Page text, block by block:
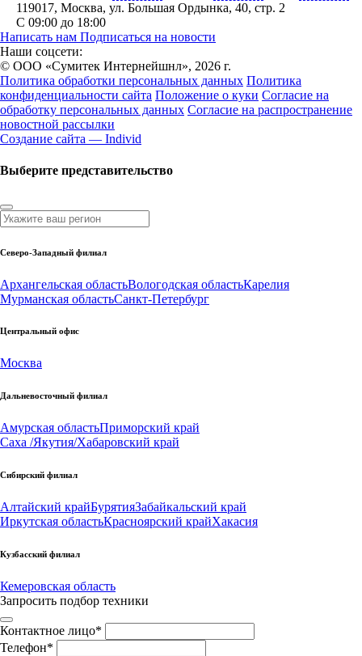
119017, Москва, ул. Большая Ордынка, 40, стр. 2
С 09:00 до 18:00
Написать нам Подписаться на новости
Наши соцсети:
© ООО «Сумитек Интернейшнл», 2026 г.
Политика обработки персональных данных Политика
конфиденциальности сайта Положение о куки Согласие на
обработку персональных данных Согласие на распространение
новостной рассылки
Создание сайта — Individ
Выберите представительство
Северо-Западный филиал
Архангельская областьВологодская областьКарелия
Мурманская областьСанкт-Петербург
Центральный офис
Москва
Дальневосточный филиал
Амурская областьПриморский край
Саха /Якутия/Хабаровский край
Сибирский филиал
Алтайский крайБурятияЗабайкальский край
Иркутская областьКрасноярский крайХакасия
Кузбасский филиал
Кемеровская область
Запросить подбор техники
Контактное лицо*
Телефон*